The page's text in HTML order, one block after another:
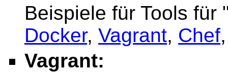
Beispiele für Tools für
Docker, Vagrant, Chef
Vagrant: